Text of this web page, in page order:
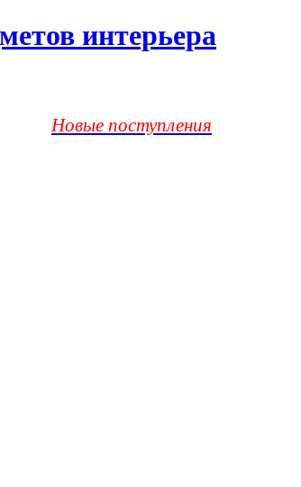
интерьера
Новые поступления